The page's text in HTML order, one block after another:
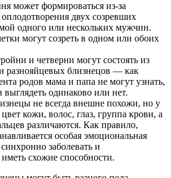
может формироваться из-за
двух созревших
одного или нескольких мужчин.
могут созреть в одном или обоих
и четверни могут состоять из
разнояйцевых близнецов — как
родов мама и папа не могут узнать,
одинаково или нет.
не всегда внешне похожи, но у
кожи, волос, глаз, группа крови, а
различаются. Как правило,
особая эмоциональная
заболевать и
схожие способности.